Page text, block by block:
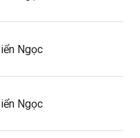
Ngọc
Ngọc